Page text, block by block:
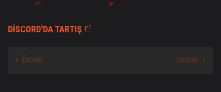
DISCORD'DA TARTIŞ